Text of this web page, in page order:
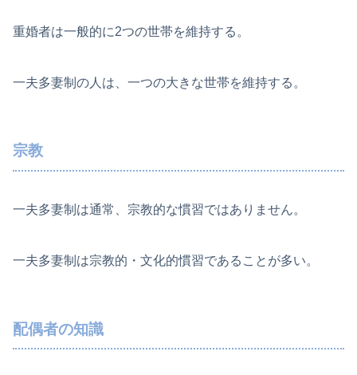
重婚者は一般的に2つの世帯を維持する。
一夫多妻制の人は、一つの大きな世帯を維持する。
宗教
一夫多妻制は通常、宗教的な慣習ではありません。
一夫多妻制は宗教的・文化的慣習であることが多い。
配偶者の知識